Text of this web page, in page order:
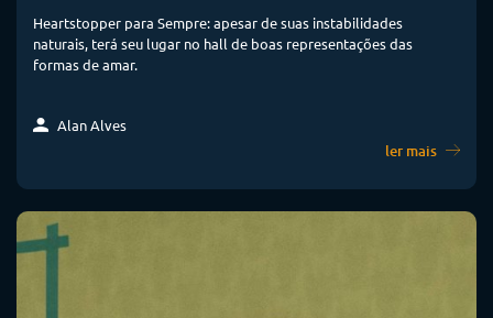
Heartstopper para Sempre: apesar de suas instabilidades
naturais, terá seu lugar no hall de boas representações das
formas de amar.
Alan Alves
ler mais